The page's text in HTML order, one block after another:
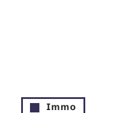
Immo